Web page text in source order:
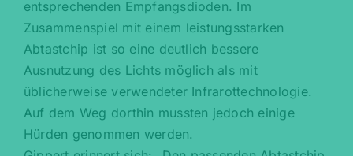
entsprechenden Empfangsdioden. Im
Zusammenspiel mit einem leistungsstarken
Abtastchip ist so eine deutlich bessere
Ausnutzung des Lichts möglich als mit
üblicherweise verwendeter Infrarottechnologie.
Auf dem Weg dorthin mussten jedoch einige
Hürden genommen werden.